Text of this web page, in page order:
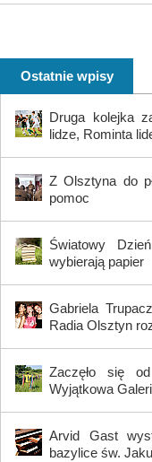
Ostatnie wpisy
Druga kolejka
lidze, Rominta
Z Olsztyna do
pomoc
Światowy
wybierają papier
Gabriela
Radia Olsztyn
Zaczęło się
Wyjątkowa
Arvid Gast
bazylice św.